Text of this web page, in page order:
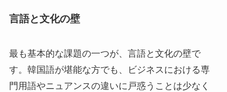
言語と文化の壁
最も基本的な課題の一つが、言語と文化の壁で
す。韓国語が堪能な方でも、ビジネスにおける専
門用語やニュアンスの違いに戸惑うことは少なく